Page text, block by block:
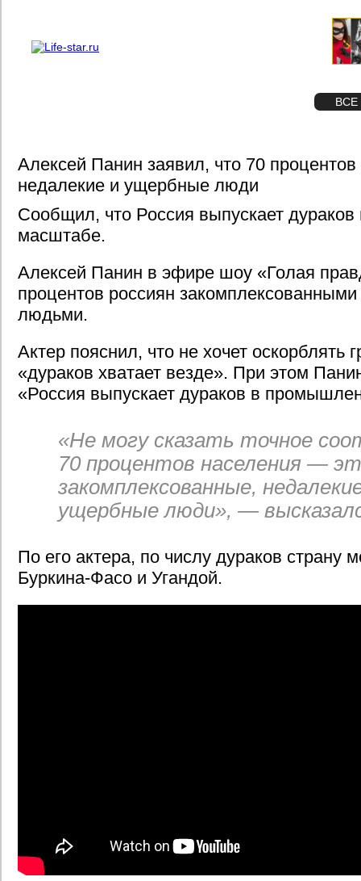
ВСЕ
Алексей Панин заявил, что 70
недалекие и ущербные люди
Сообщил, что Россия выпускает
масштабе.
Алексей Панин в эфире шоу «Голая
процентов россиян
людьми.
Актер пояснил, что не хочет оскорблять
«дураков хватает везде». При этом
«Россия выпускает дураков в
«Не могу сказать точное
70 процентов населения —
закомплексованные,
ущербные люди», —
По его актера, по числу дураков страну
Буркина-Фасо и Угандой.